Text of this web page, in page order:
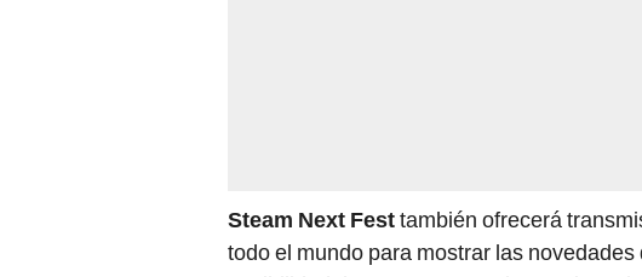
Steam Next Festtambién ofrecerá
todo el mundo para mostrar las